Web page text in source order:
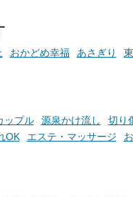
わせて紹介し
になる施設は
次のおでかけ
地上80m
てととの
空の極楽
も訪れた
おかどめ幸福 あさぎり
ップル 源泉かけ流し 切り
OK エステ・マッサージ